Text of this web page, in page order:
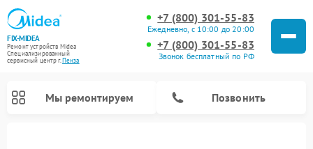
FIX-MIDEA
Ремонт устройств Midea
Специализированный
cервисный центр г.Пенза
+7 (800) 301-55-83
Ежедневно, с 10:00 до 20:00
+7 (800) 301-55-83
Звонок бесплатный по РФ
Мы ремонтируем Позвонить